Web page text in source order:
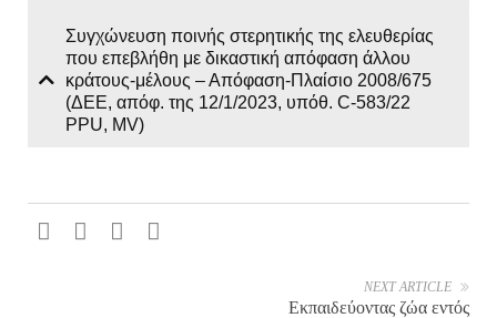
Συγχώνευση ποινής στερητικής της ελευθερίας
που επεβλήθη με δικαστική απόφαση άλλου
κράτους-μέλους – Απόφαση-Πλαίσιο 2008/675
(ΔΕΕ, απόφ. της 12/1/2023, υπόθ. C-583/22
PPU, MV)
NEXT ARTICLE
Εκπαιδεύοντας ζώα εντός